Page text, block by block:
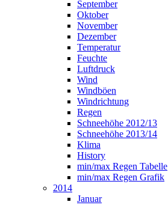
September
Oktober
November
Dezember
Temperatur
Feuchte
Luftdruck
Wind
Windböen
Windrichtung
Regen
Schneehöhe 2012/13
Schneehöhe 2013/14
Klima
History
min/max Regen Tabelle
min/max Regen Grafik
2014
Januar